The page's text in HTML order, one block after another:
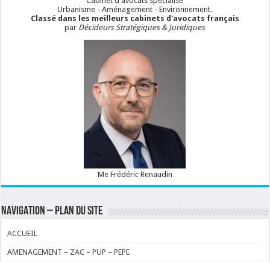
Urbanisme - Aménagement - Environnement.
Classé dans les meilleurs cabinets d'avocats français
par Décideurs Stratégiques & Juridiques
Me Frédéric Renaudin
NAVIGATION – PLAN DU SITE
ACCUEIL
AMENAGEMENT – ZAC – PUP – PEPE